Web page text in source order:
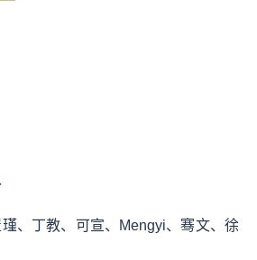
、丁教、可宣、Mengyi、骞文、徐